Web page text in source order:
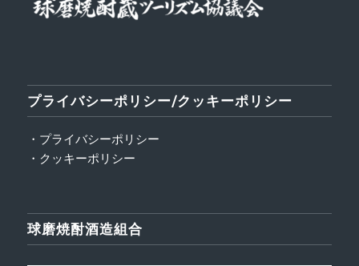
プライバシーポリシー/クッキーポリシー
・プライバシーポリシー
・クッキーポリシー
球磨焼酎酒造組合